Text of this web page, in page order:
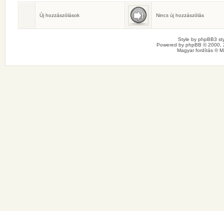
Születésnaposok
Ma senkinek sincs születésnapja.
Új hozzászólások Nincs új hozzászólás
Style by phpBB3
Powered by phpBB © 2000,
Magyar fordítás ©